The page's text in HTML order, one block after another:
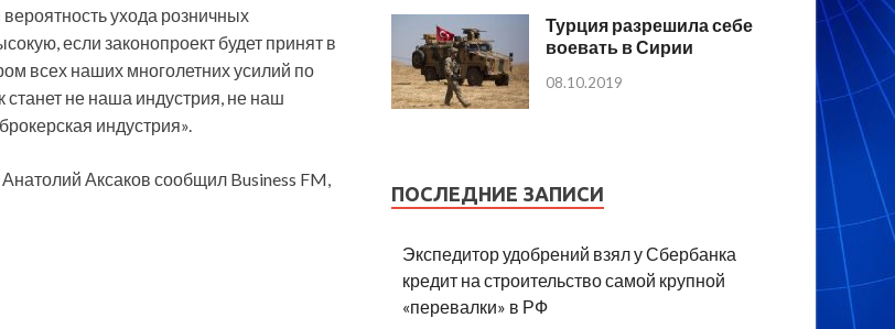
ухода розничных
если законопроект будет принят в
всех наших многолетних усилий по
не наша индустрия, не наш
индустрия».
Аксаков сообщил Business FM,
Турция разрешила себе
воевать в Сирии
08.10.2019
ПОСЛЕДНИЕ ЗАПИСИ
Экспедитор удобрений взял у Сбербанка
кредит на строительство самой крупной
«перевалки» в РФ